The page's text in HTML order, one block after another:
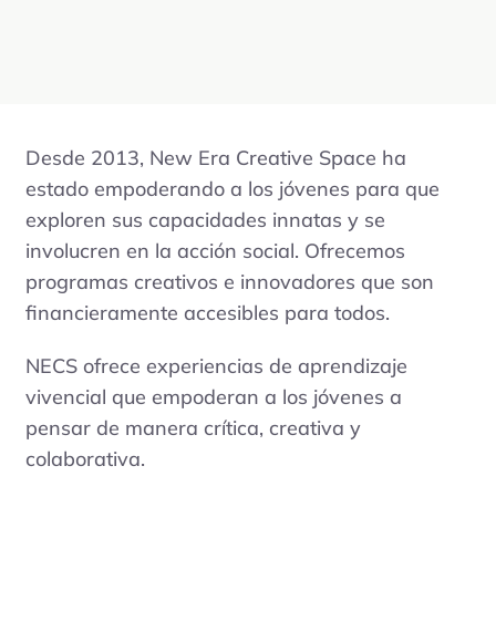
Desde 2013, New Era Creative Space ha
estado empoderando a los jóvenes para que
exploren sus capacidades innatas y se
involucren en la acción social. Ofrecemos
programas creativos e innovadores que son
financieramente accesibles para todos.
NECS ofrece experiencias de aprendizaje
vivencial que empoderan a los jóvenes a
pensar de manera crítica, creativa y
colaborativa.